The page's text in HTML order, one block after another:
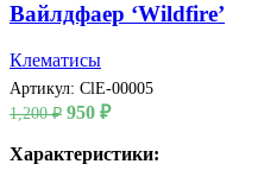
Вайлдфаер ‘Wildfire’
Клематисы
Артикул: ClE-00005
1,200₽ Первоначальная
составляла
950 ₽Текущая
950 ₽.
Характеристики: